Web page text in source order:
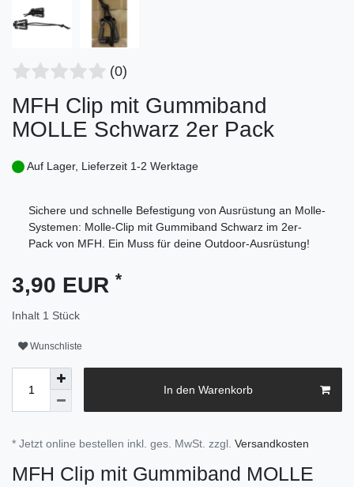
(0)
MFH Clip mit Gummiband
MOLLE Schwarz 2er Pack
Auf Lager, Lieferzeit 1-2 Werktage
Sichere und schnelle Befestigung von Ausrüstung an Molle-
Systemen: Molle-Clip mit Gummiband Schwarz im 2er-
Pack von MFH. Ein Muss für deine Outdoor-Ausrüstung!
3,90 EUR *
Inhalt 1 Stück
Wunschliste
In den Warenkorb
* Jetzt online bestellen inkl. ges. MwSt. zzgl. Versandkosten
MFH Clip mit Gummiband MOLLE